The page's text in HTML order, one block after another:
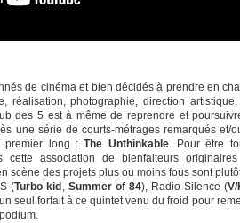
de cinéma et bien décidés à prendre en
réalisation, photographie, direction
des 5 est à même de reprendre et
une série de courts-métrages remarqués et/
premier long :The Unthinkable. Pour être
cette association de bienfaiteurs
scène des projets plus ou moins fous sont
(Turbo kid , Summer of 84), Radio Silence (V/
seul forfait à ce quintet venu du froid pour